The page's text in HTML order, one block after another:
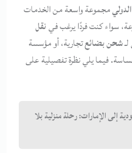
مجموعة واسعة من الخدمات
سواء كنت فردًا يرغب فينقل
شحن بضائعتجارية، أو مؤسسة
فيما يلي نظرة تفصيلية على
إلى الإمارات: رحلة منزلية بلا